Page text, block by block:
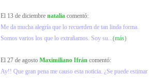
El 13 de diciembre natalia comentó:
Me da mucha alegría que lo recuerden de tan linda forma.
Somos varios los que lo extrañamos. Soy su...(más)
El 27 de agosto Maximiliano Ifrán comentó:
Ay!! Que gran pena me causo esta noticia. ¿Se puede estimar